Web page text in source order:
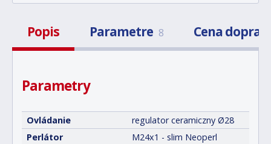
Popis Parametre 8 Cena
Parametry
Ovládanie
regulator ceramiczny Ø28
Perlátor
M24x1 - slim Neoperl